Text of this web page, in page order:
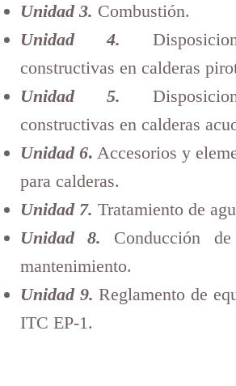
Unidad 3. Combustión.
Unidad 4.
constructivas en calderas
Unidad 5.
constructivas en calderas
Unidad 6. Accesorios y
para calderas.
Unidad 7. Tratamiento de
Unidad 8. Conducción
mantenimiento.
Unidad 9. Reglamento de
ITC EP-1.